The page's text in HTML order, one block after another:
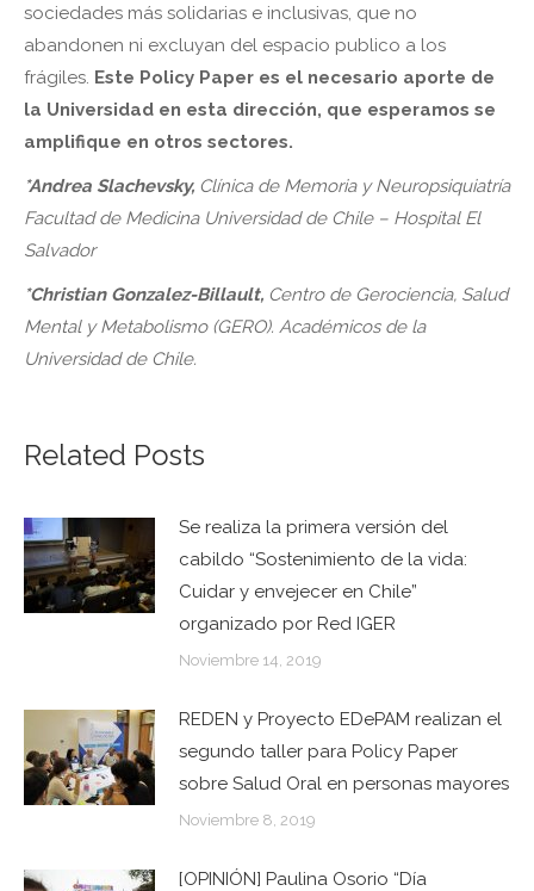
sociedades más solidarias e inclusivas, que no
abandonen ni excluyan del espacio publico a los
frágiles. Este Policy Paper es el necesario aporte de
la Universidad en esta dirección, que esperamos se
amplifique en otros sectores.
*Andrea Slachevsky, Clínica de Memoria y Neuropsiquiatría
Facultad de Medicina Universidad de Chile – Hospital El
Salvador
*Christian Gonzalez-Billault, Centro de Gerociencia, Salud
Mental y Metabolismo (GERO). Académicos de la
Universidad de Chile.
Related Posts
Se realiza la primera versión del
cabildo “Sostenimiento de la vida:
Cuidar y envejecer en Chile”
organizado por Red IGER
Noviembre 14, 2019
REDEN y Proyecto EDePAM realizan el
segundo taller para Policy Paper
sobre Salud Oral en personas mayores
Noviembre 8, 2019
[OPINIÓN] Paulina Osorio “Día